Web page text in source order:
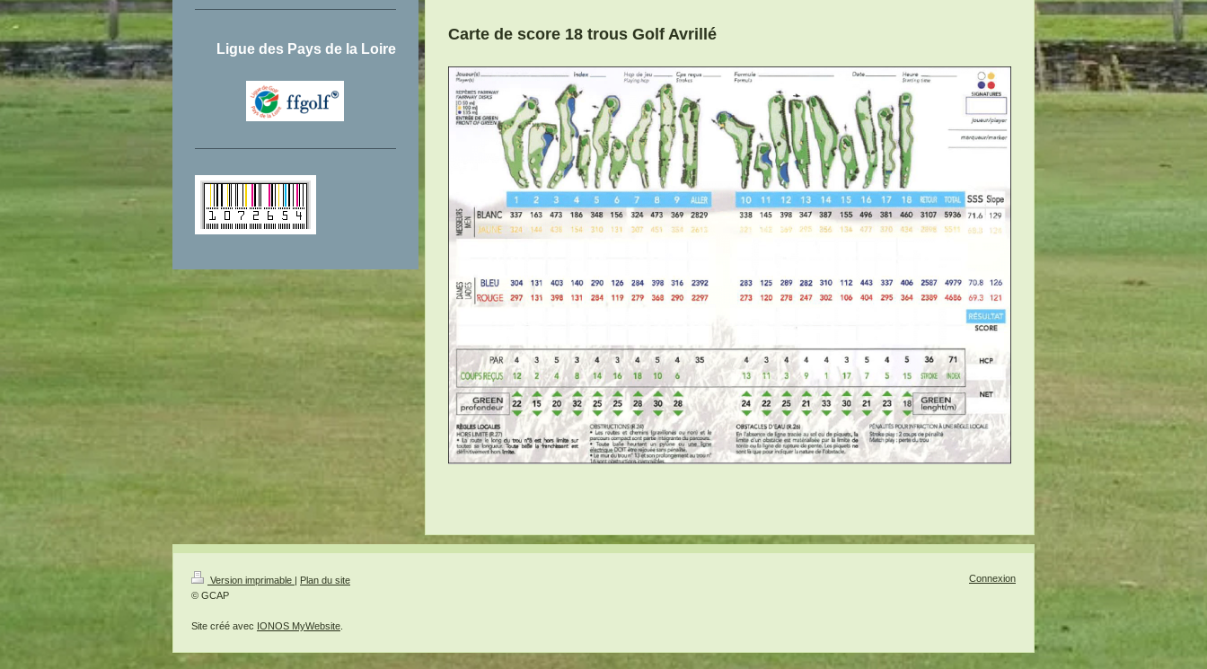
Carte de score 18 trous Golf Avrillé
Ligue des Pays de la Loire
Version imprimable | Plan du site
© GCAP
Site créé avec IONOS MyWebsite
Connexion